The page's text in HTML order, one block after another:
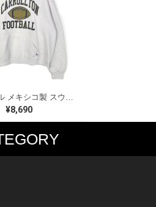
00s ラッセル メキシコ製 スウェットパーカー カレッジ 3段プリント アーチロゴ ホワイト RUSSELL メンズXL 古着 CG0474
¥8,690
T-SHIRTS